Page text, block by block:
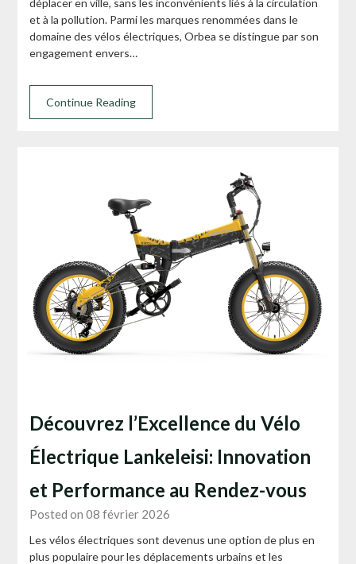
et à la pollution. Parmi les marques renommées dans le
domaine des vélos électriques, Orbea se distingue par son
engagement envers…
Continue Reading
Découvrez l’Excellence du Vélo
Électrique Lankeleisi: Innovation
et Performance au Rendez-vous
Posted on 08 février 2026
Les vélos électriques sont devenus une option de plus en
plus populaire pour les déplacements urbains et les